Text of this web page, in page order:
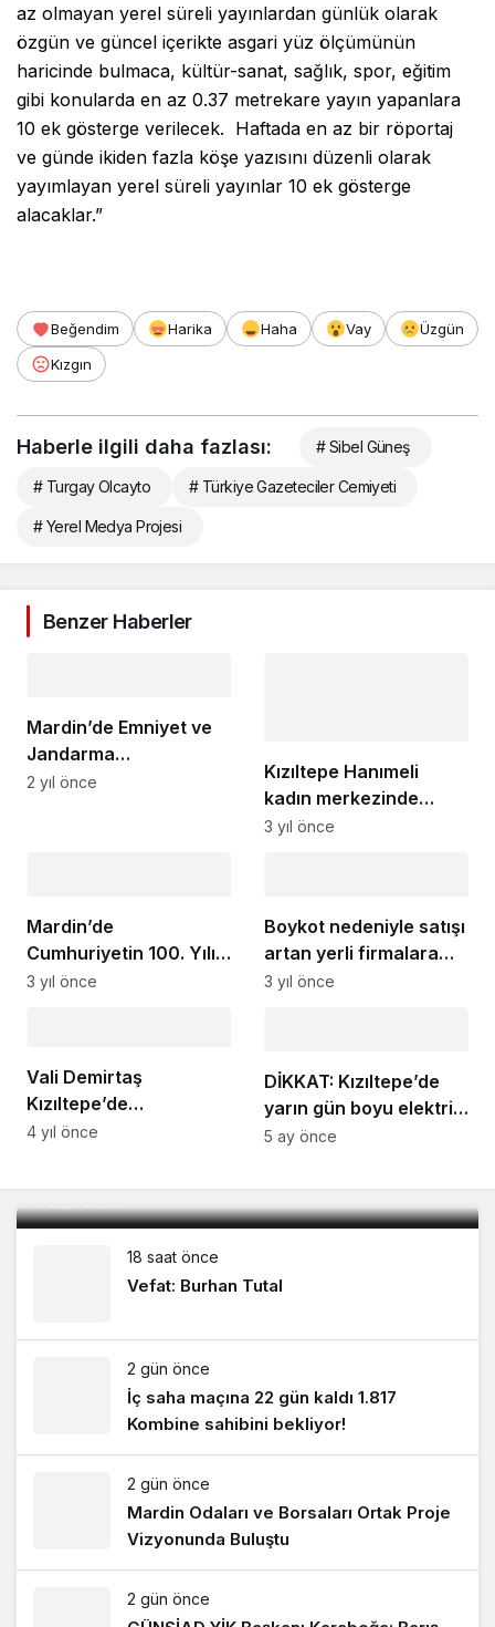
az olmayan yerel süreli yayınlardan günlük olarak
özgün ve güncel içerikte asgari yüz ölçümünün
haricinde bulmaca, kültür-sanat, sağlık, spor, eğitim
gibi konularda en az 0.37 metrekare yayın yapanlara
10 ek gösterge verilecek. Haftada en az bir röportaj
ve günde ikiden fazla köşe yazısını düzenli olarak
yayımlayan yerel süreli yayınlar 10 ek gösterge
alacaklar.”
Beğendim Harika Haha Vay
Üzgün
Kızgın
Haberle ilgili daha fazlası: # Sibel Güneş
# Turgay Olcayto # Türkiye Gazeteciler Cemiyeti
# Yerel Medya Projesi
Benzer Haberler
Mardin’de Emniyet ve
Jandarma
Teşkilatlarına yeni araç
2 yıl önce
Kızıltepe Hanımeli
kadın merkezinde
depremzedeler için
3 yıl önce
Mardin’de
Cumhuriyetin 100. Yılı
Resepsiyonu ve Fener
3 yıl önce
Boykot nedeniyle satışı
artan yerli firmalara
indirim çağrısı
3 yıl önce
Vali Demirtaş
Kızıltepe’de
incelemelerde bulundu
4 yıl önce
DİKKAT: Kızıltepe’de
yarın gün boyu elektrik
kesintisi uygulanacak!
5 ay önce
18 saat önce
Vefat: Burhan Tutal
2 gün önce
İç saha maçına 22 gün kaldı 1.817
Kombine sahibini bekliyor!
2 gün önce
Mardin Odaları ve Borsaları Ortak Proje
Vizyonunda Buluştu
2 gün önce